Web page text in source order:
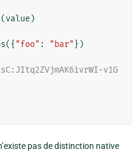
(value)
({ "foo" : "bar" })
v1G
pas de distinction native